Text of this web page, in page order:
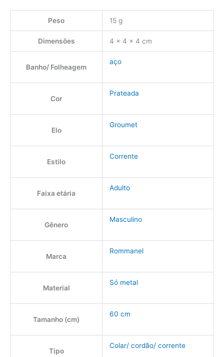
Peso 15 g
Dimensões 4 × 4 × 4 cm
Banho/ Folheagem
aço
Cor
Prateada
Elo
Groumet
Estilo
Corrente
Faixa etária
Adulto
Gênero
Masculino
Marca
Rommanel
Material
Só metal
Tamanho (cm)
60 cm
Tipo
Colar/ cordão/ corrente